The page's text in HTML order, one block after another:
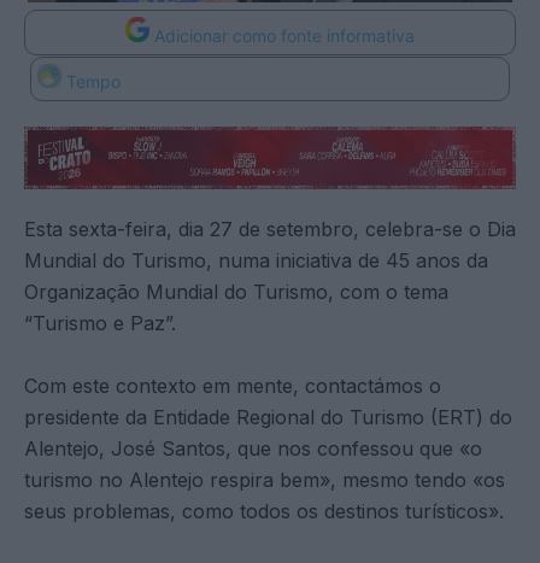
Adicionar como fonte informativa
Tempo
Esta sexta-feira, dia 27 de setembro, celebra-se o Dia
Mundial do Turismo, numa iniciativa de 45 anos da
Organização Mundial do Turismo, com o tema
“Turismo e Paz”.
Com este contexto em mente, contactámos o
presidente da Entidade Regional do Turismo (ERT) do
Alentejo, José Santos, que nos confessou que «o
turismo no Alentejo respira bem», mesmo tendo «os
seus problemas, como todos os destinos turísticos».